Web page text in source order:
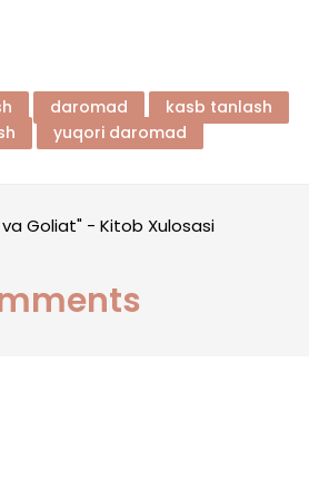
daromad
kasb tanlash
yuqori daromad
Goliat" - Kitob Xulosasi